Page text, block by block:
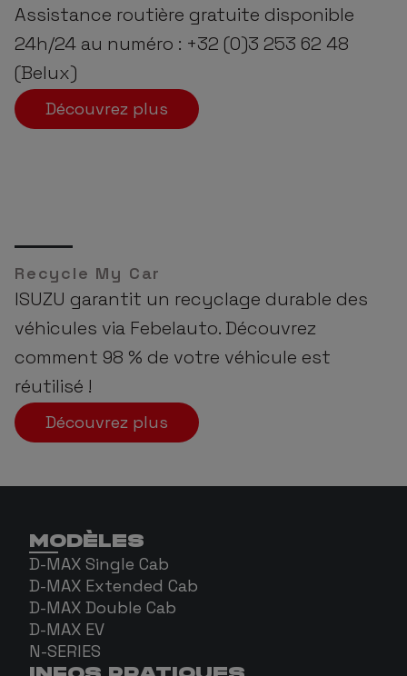
Assistance routière gratuite disponible
24h/24 au numéro : +32 (0)3 253 62 48
(Belux)
Découvrez plus
Recycle My Car
ISUZU garantit un recyclage durable des
véhicules via Febelauto. Découvrez
comment 98 % de votre véhicule est
réutilisé !
Découvrez plus
MODÈLES
D-MAX Single Cab
D-MAX Extended Cab
D-MAX Double Cab
D-MAX EV
N-SERIES